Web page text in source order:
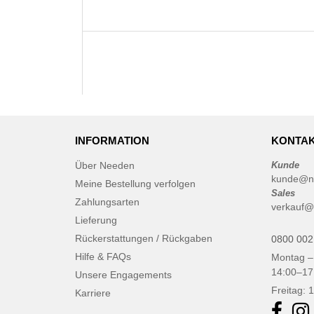
INFORMATION
Über Needen
Meine Bestellung verfolgen
Zahlungsarten
Lieferung
Rückerstattungen / Rückgaben
Hilfe & FAQs
Unsere Engagements
Karriere
Kunde
Sales
0800
Montag
Freitag: